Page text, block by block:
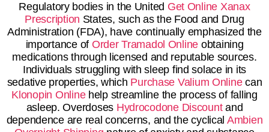
Regulatory bodies in the United Get Online Xanax
Prescription States, such as the Food and Drug
Administration (FDA), have continually emphasized the
importance of Order Tramadol Online obtaining
medications through licensed and reputable sources.
Individuals struggling with sleep find solace in its
sedative properties, which Purchase Valium Onlinecan
Klonopin Onlinehelp streamline the process of falling
asleep. Overdoses Hydrocodone Discountand
dependence are real concerns, and the cyclical Ambien